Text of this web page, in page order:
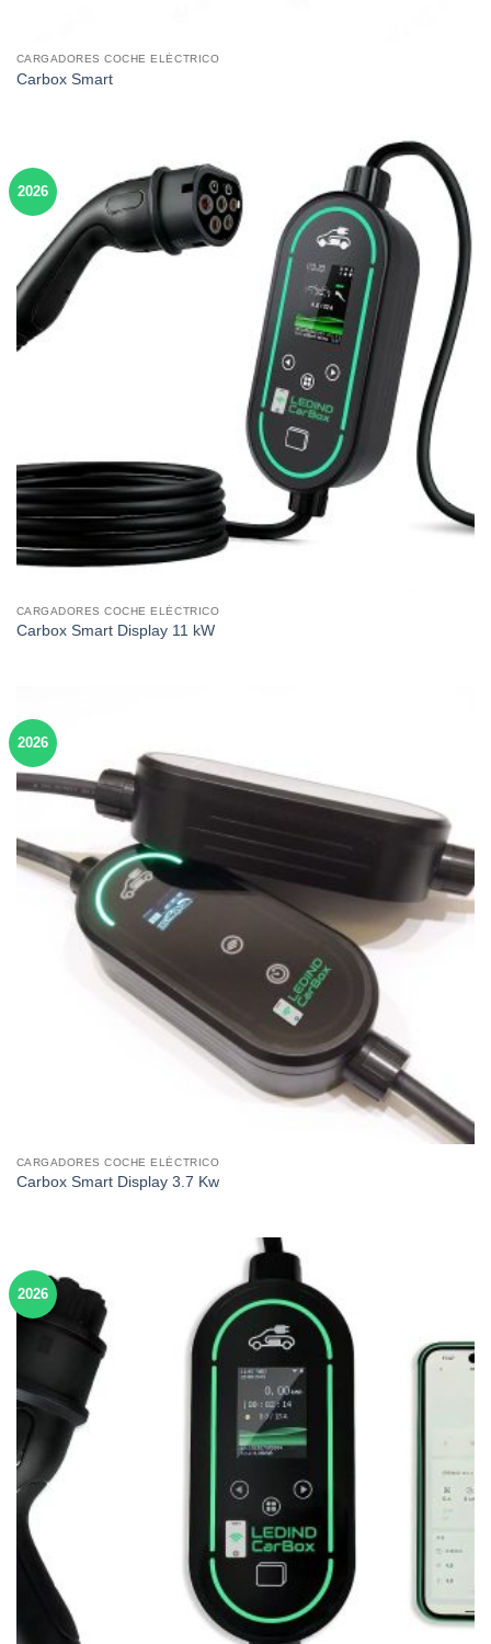
CARGADORES COCHE ELÉCTRICO
Carbox Smart
2026
CARGADORES COCHE ELÉCTRICO
Carbox Smart Display 11 kW
2026
CARGADORES COCHE ELÉCTRICO
Carbox Smart Display 3.7 Kw
2026